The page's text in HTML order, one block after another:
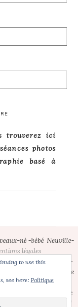
trouverez ici
photos
basé à
to use this
see here: Politique
né -bébé Neuville-
légales
grossesse Neuville-
Escaut | photographe
photographe grossesse
| photographe
séance photo bebe Lille |